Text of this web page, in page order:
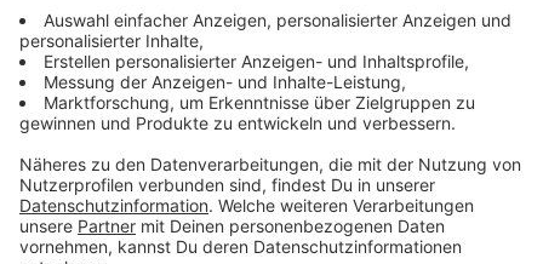
Strafverfahren rechnen.
Hier gibt es die weiteren Infos der Polizei.
Anzeige